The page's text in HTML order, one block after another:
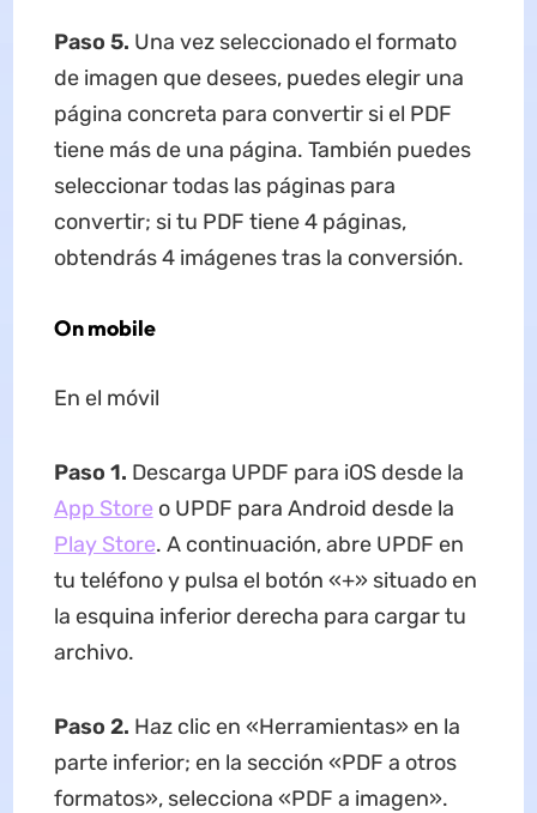
Paso 5. Una vez seleccionado el formato
de imagen que desees, puedes elegir una
página concreta para convertir si el PDF
tiene más de una página. También puedes
seleccionar todas las páginas para
convertir; si tu PDF tiene 4 páginas,
obtendrás 4 imágenes tras la conversión.
On mobile
En el móvil
Paso 1. Descarga UPDF para iOS desde la
App Store o UPDF para Android desde la
Play Store. A continuación, abre UPDF en
tu teléfono y pulsa el botón «+» situado en
la esquina inferior derecha para cargar tu
archivo.
Paso 2. Haz clic en «Herramientas» en la
parte inferior; en la sección «PDF a otros
formatos», selecciona «PDF a imagen».